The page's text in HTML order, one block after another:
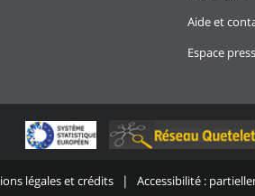
Aide et
Espace
légales et crédits Accessibilité :